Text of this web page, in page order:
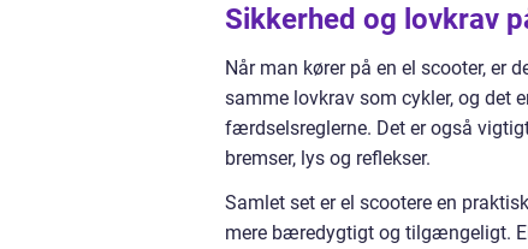
Sikkerhed og lovkrav
Når man kører på en el scooter, er
samme lovkrav som cykler, og det
færdselsreglerne. Det er også
bremser, lys og reflekser.
Samlet set er el scootere en
mere bæredygtigt og tilgængeligt.